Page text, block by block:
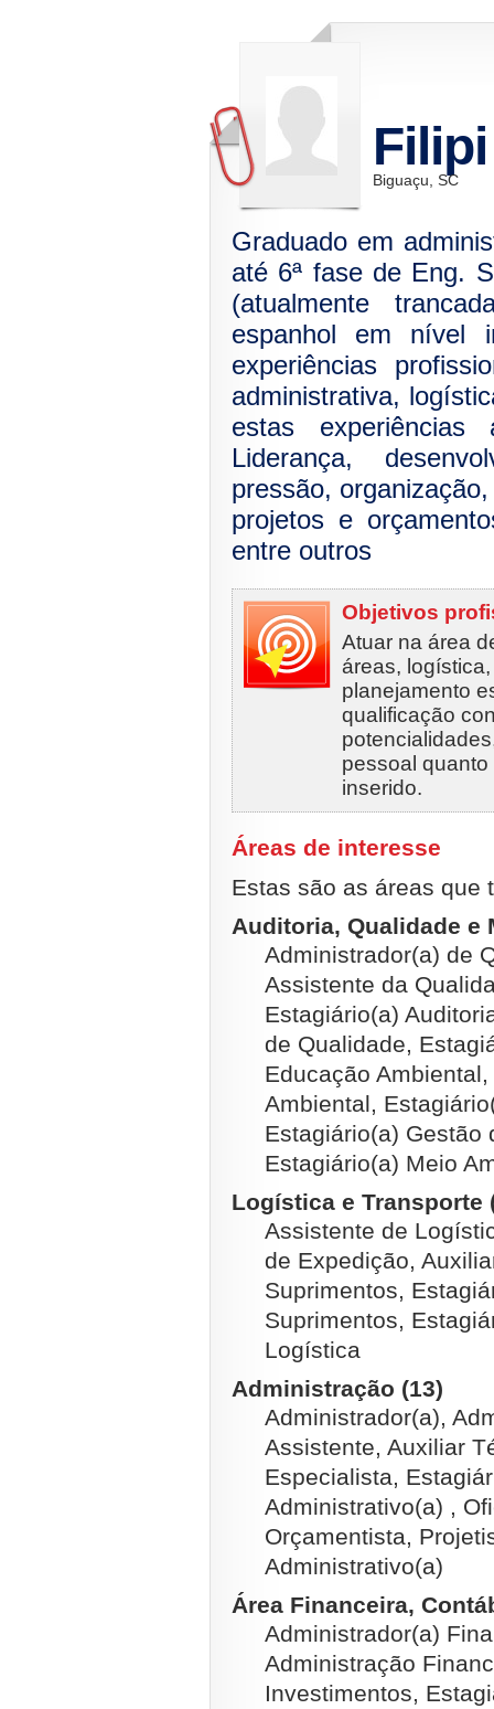
Filipi
Biguaçu, SC
Graduado em
até 6ª fase de Eng.
(atualmente
espanhol em nível
experiências
administrativa,
estas experiências
Liderança,
pressão,
projetos e
entre outros
Objetivos
Atuar na área
áreas,
planejamento
qualificação
pessoal
inserido.
Áreas de interesse
Estas são as áreas que
Auditoria, Qualidade e
Administrador(a) de
Assistente da
Estagiário(a)
de Qualidade,
Educação
Ambiental,
Estagiário(a) Gestão
Estagiário(a) Meio
Logística e Transporte
Assistente de
de Expedição,
Suprimentos,
Suprimentos,
Logística
Administração (13)
Administrador(a),
Assistente, Auxiliar
Especialista,
Administrativo(a) ,
Orçamentista,
Administrativo(a)
Área Financeira,
Administrador(a)
Administração
Investimentos,